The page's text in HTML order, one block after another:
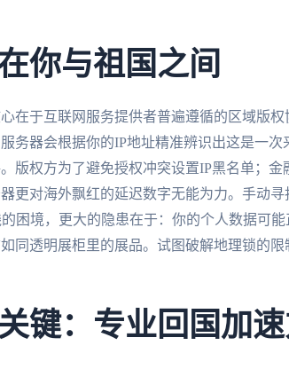
你与祖国之间
在于互联网服务提供者普遍遵循的区域版
务器会根据你的IP地址精准辨识出这是一次
权方为了避免授权冲突设置IP黑名单；金
更对海外飘红的延迟数字无能为力。手动
困境，更大的隐患在于：你的个人数据可
同透明展柜里的展品。试图破解地理锁的
键：专业回国加